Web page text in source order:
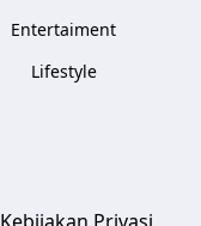
Entertaiment
Lifestyle